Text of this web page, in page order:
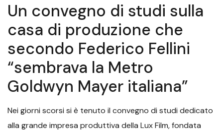
Un convegno di studi sulla
casa di produzione che
secondo Federico Fellini
“sembrava la Metro
Goldwyn Mayer italiana”
Nei giorni scorsi si è tenuto il convegno di studi dedicato
alla grande impresa produttiva della Lux Film, fondata